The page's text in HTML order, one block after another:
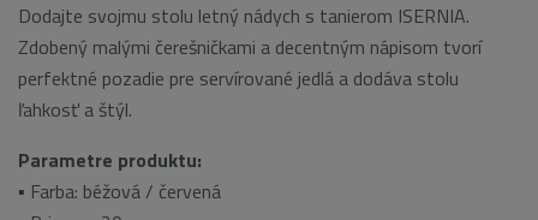
Dodajte svojmu stolu letný nádych s tanierom ISERNIA.
Zdobený malými čerešničkami a decentným nápisom tvorí
perfektné pozadie pre servírované jedlá a dodáva stolu
ľahkosť a štýl.
Parametre produktu:
▪ Farba: béžová / červená